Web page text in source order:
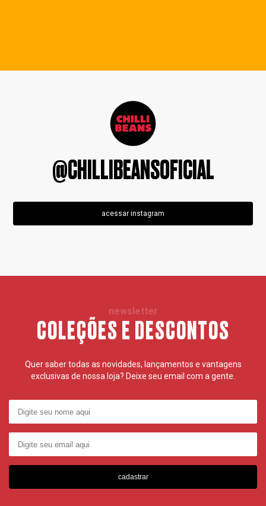
@CHILLIBEANSOFICIAL
acessar instagram
newsletter
COLEÇÕES E DESCONTOS
Quer saber todas as novidades, lançamentos e vantagens
exclusivas de nossa loja? Deixe seu email com a gente.
cadastrar